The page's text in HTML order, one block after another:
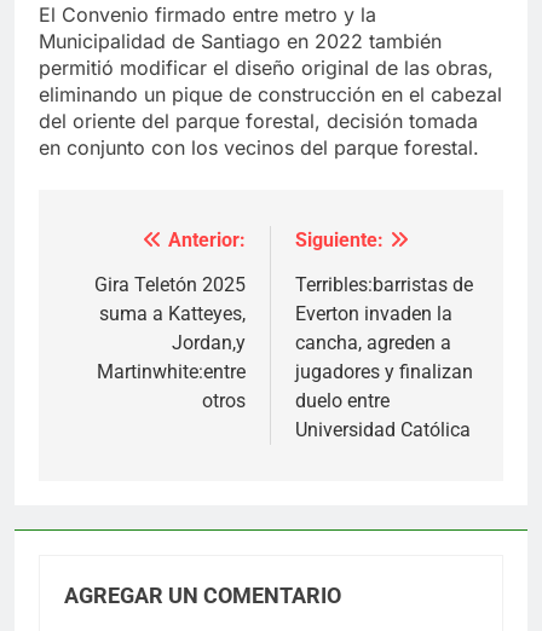
El Convenio firmado entre metro y la
Municipalidad de Santiago en 2022 también
permitió modificar el diseño original de las obras,
eliminando un pique de construcción en el cabezal
del oriente del parque forestal, decisión tomada
en conjunto con los vecinos del parque forestal.
Navegación
Anterior:
Gira Teletón 2025
suma a Katteyes,
Jordan,y
Martinwhite:entre
otros
Siguiente:
Terribles:barristas de
Everton invaden la
cancha, agreden a
jugadores y finalizan
duelo entre
Universidad Católica
AGREGAR UN COMENTARIO